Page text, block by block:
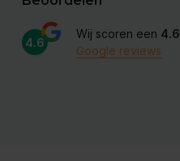
4.6
Wij scoren een 4.6
Google reviews